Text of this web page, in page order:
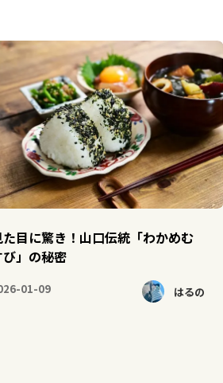
た目に驚き！山口伝統「わかめむ
び」の秘密
01-09 はるの